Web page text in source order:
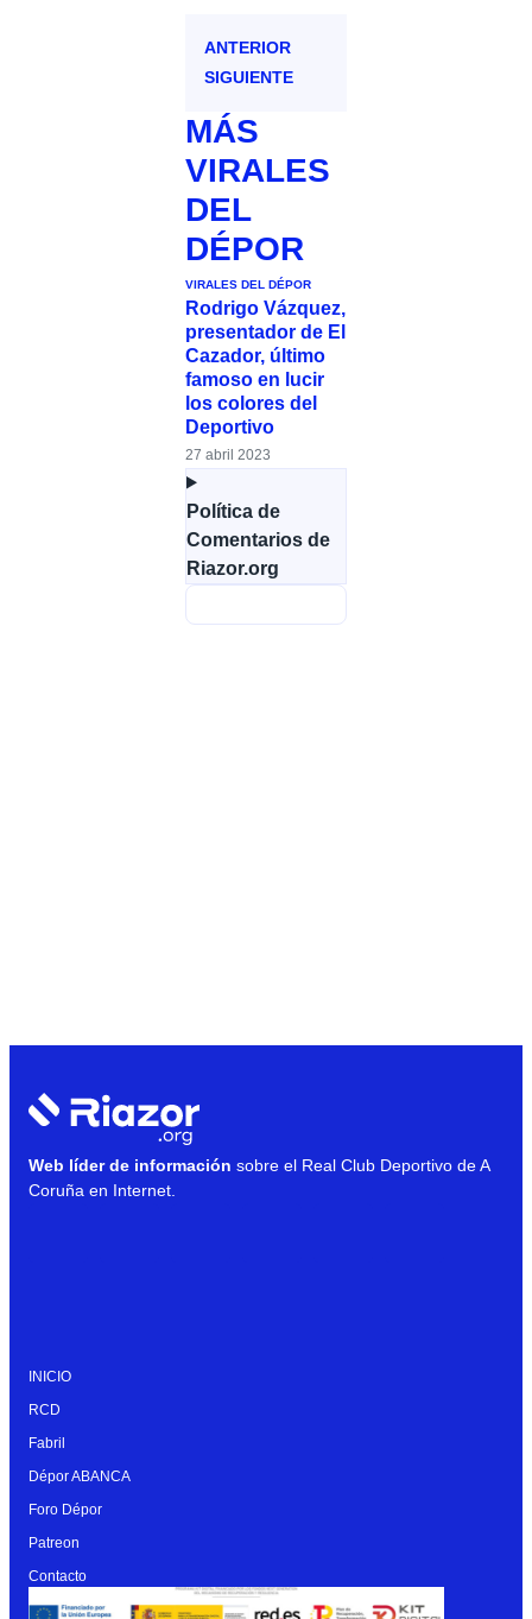
ANTERIOR
SIGUIENTE
MÁS
VIRALES
DEL
DÉPOR
VIRALES DEL DÉPOR
Rodrigo Vázquez,
presentador de El
Cazador, último
famoso en lucir
los colores del
Deportivo
27 abril 2023
Política de
Comentarios de
Riazor.org
Web líder de información sobre el Real Club Deportivo de A
Coruña en Internet.
INICIO
RCD
Fabril
Dépor ABANCA
Foro Dépor
Patreon
Contacto